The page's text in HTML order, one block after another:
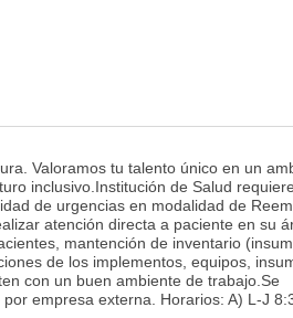
Valoramos tu talento único en un
inclusivo.Institución de Salud requiere
de urgencias en modalidad de
atención directa a paciente en su
mantención de inventario
de los implementos, equipos,
con un buen ambiente de trabajo.Se
empresa externa. Horarios: A) L-J